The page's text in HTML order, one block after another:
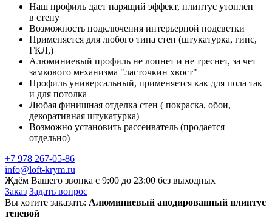
Наш профиль дает парящий эффект, плинтус утоплен
в стену
Возможность подключения интерьерной подсветки
Применяется для любого типа стен (штукатурка, гипс,
ГКЛ,)
Алюминиевый профиль не лопнет и не треснет, за чет
замкового механизма "ласточкин хвост"
Профиль универсальный, применяется как для пола так
и для потолка
Любая финишная отделка стен ( покраска, обои,
декоративная штукатурка)
Возможно установить рассеиватель (продается
отдельно)
+7 978 267-05-86
info@loft-krym.ru
Ждём Вашего звонка с 9:00 до 23:00 без выходных
Заказ Задать вопрос
Вы хотите заказать: Алюминиевый анодированный плинтус
теневой